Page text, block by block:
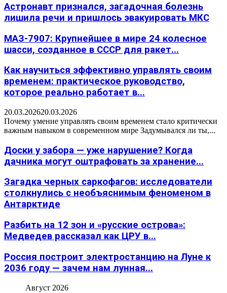
Астронавт признался, загадочная болезнь
лишила речи и пришлось эвакуировать МКС
МАЗ-7907: Крупнейшее в мире 24 колесное
шасси, созданное в СССР для ракет...
Как научиться эффективно управлять своим
временем: практическое руководство,
которое реально работает в...
20.03.202620.03.2026
Почему умение управлять своим временем стало критически
важным навыком в современном мире Задумывался ли ты,...
Доски у забора — уже нарушение? Когда
дачника могут оштрафовать за хранение...
Загадка черных саркофагов: исследователи
столкнулись с необъяснимым феноменом в
Антарктиде
Разбить на 12 зон и «русские острова»:
Медведев рассказал как ЦРУ в...
Россия построит электростанцию на Луне к
2036 году — зачем нам лунная...
Август 2026